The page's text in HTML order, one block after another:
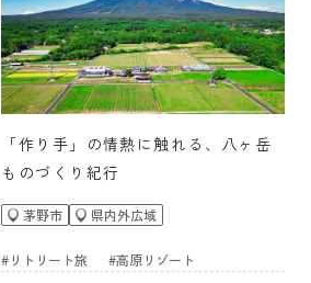
「作り手」の情熱に触れる、八ヶ岳
ものづくり紀行
茅野市 県内外広域
#リトリート旅 #高原リゾート